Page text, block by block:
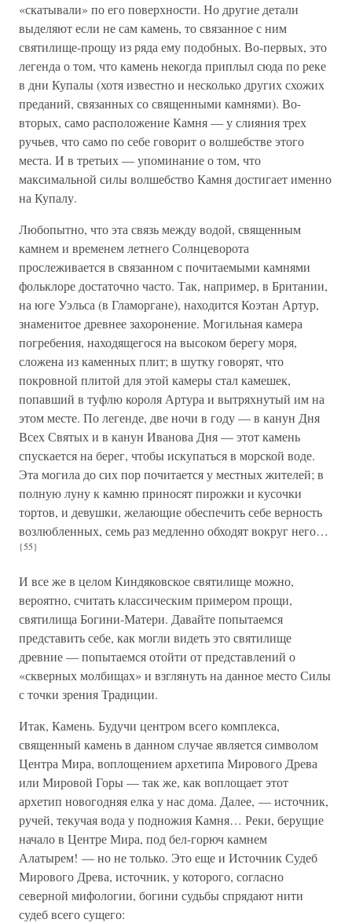
«скатывали» по его поверхности. Но другие детали
выделяют если не сам камень, то связанное с ним
святилище-прощу из ряда ему подобных. Во-первых, это
легенда о том, что камень некогда приплыл сюда по реке
в дни Купалы (хотя известно и несколько других схожих
преданий, связанных со священными камнями). Во-
вторых, само расположение Камня — у слияния трех
ручьев, что само по себе говорит о волшебстве этого
места. И в третьих — упоминание о том, что
максимальной силы волшебство Камня достигает именно
на Купалу.
Любопытно, что эта связь между водой, священным
камнем и временем летнего Солнцеворота
прослеживается в связанном с почитаемыми камнями
фольклоре достаточно часто. Так, например, в Британии,
на юге Уэльса (в Гламоргане), находится Коэтан Артур,
знаменитое древнее захоронение. Могильная камера
погребения, находящегося на высоком берегу моря,
сложена из каменных плит; в шутку говорят, что
покровной плитой для этой камеры стал камешек,
попавший в туфлю короля Артура и вытряхнутый им на
этом месте. По легенде, две ночи в году — в канун Дня
Всех Святых и в канун Иванова Дня — этот камень
спускается на берег, чтобы искупаться в морской воде.
Эта могила до сих пор почитается у местных жителей; в
полную луну к камню приносят пирожки и кусочки
тортов, и девушки, желающие обеспечить себе верность
возлюбленных, семь раз медленно обходят вокруг него…
{55}
И все же в целом Киндяковское святилище можно,
вероятно, считать классическим примером прощи,
святилища Богини-Матери. Давайте попытаемся
представить себе, как могли видеть это святилище
древние — попытаемся отойти от представлений о
«скверных молбищах» и взглянуть на данное место Силы
с точки зрения Традиции.
Итак, Камень. Будучи центром всего комплекса,
священный камень в данном случае является символом
Центра Мира, воплощением архетипа Мирового Древа
или Мировой Горы — так же, как воплощает этот
архетип новогодняя елка у нас дома. Далее, — источник,
ручей, текучая вода у подножия Камня… Реки, берущие
начало в Центре Мира, под бел-горюч камнем
Алатырем! — но не только. Это еще и Источник Судеб
Мирового Древа, источник, у которого, согласно
северной мифологии, богини судьбы спрядают нити
судеб всего сущего: